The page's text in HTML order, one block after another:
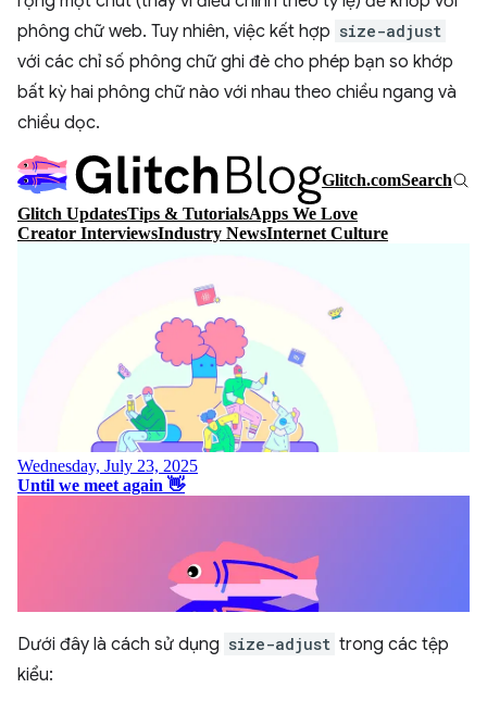
phông chữ web. Tuy nhiên, việc kết hợp size-adjust
với các chỉ số phông chữ ghi đè cho phép bạn so khớp
bất kỳ hai phông chữ nào với nhau theo chiều ngang và
chiều dọc.
Dưới đây là cách sử dụng size-adjust trong các tệp
kiểu: